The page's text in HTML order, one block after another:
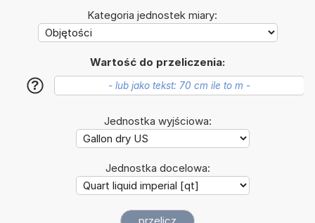
Kategoria jednostek miary:
Wartość do przeliczenia:
?
Jednostka wyjściowa:
Jednostka docelowa: